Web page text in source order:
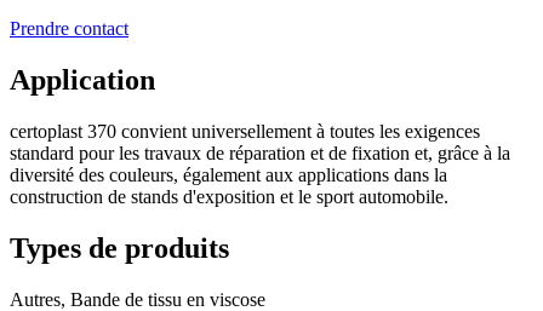
Prendre contact
Application
certoplast 370 convient universellement à toutes les exigences
standard pour les travaux de réparation et de fixation et, grâce à la
diversité des couleurs, également aux applications dans la
construction de stands d'exposition et le sport automobile.
Types de produits
Autres, Bande de tissu en viscose